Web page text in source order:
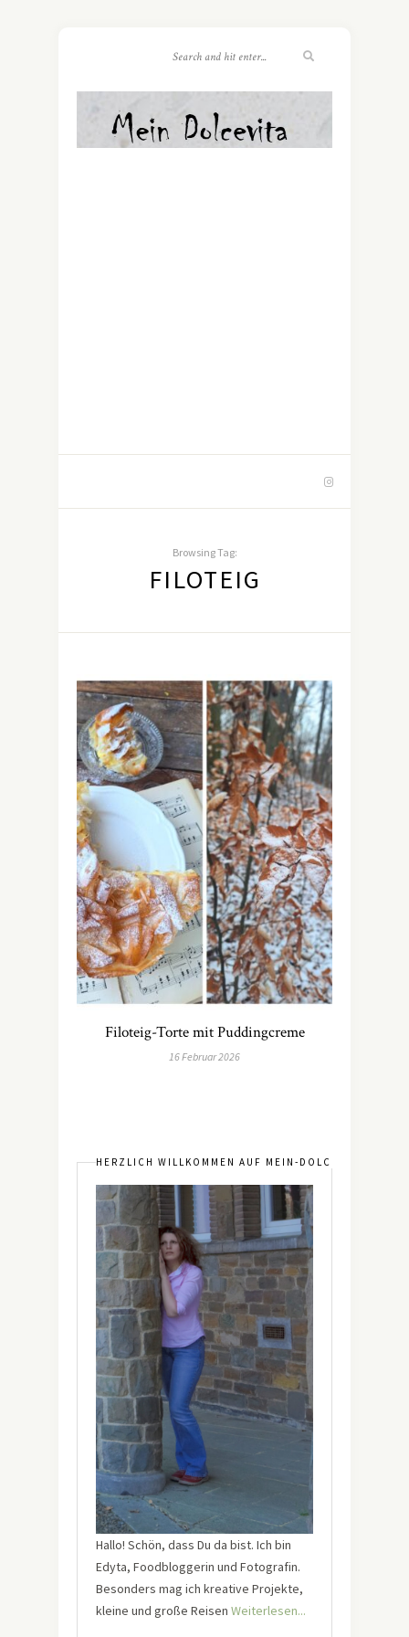
Browsing Tag:
FILOTEIG
Filoteig-Torte mit Puddingcreme
16 Februar 2026
HERZLICH WILLKOMMEN AUF MEIN-DOLCEVITA.DE
Hallo! Schön, dass Du da bist. Ich bin
Edyta, Foodbloggerin und Fotografin.
Besonders mag ich kreative Projekte,
kleine und große Reisen Weiterlesen...